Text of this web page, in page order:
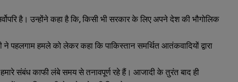
है। उन्होंने कहा है कि, किसी भी सरकार के लिए अपने देश की भौगोलिक
हमले को लेकर कहा कि पाकिस्तान समर्थित आतंकवादियों द्वारा
संबंध काफी लंबे समय से तनावपूर्ण रहे हैं। आजादी के तुरंत बाद ही